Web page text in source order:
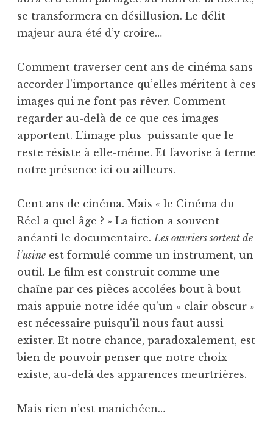
se transformera en désillusion. Le délit
majeur aura été d’y croire…
Comment traverser cent ans de cinéma sans
accorder l’importance qu’elles méritent à ces
images qui ne font pas rêver. Comment
regarder au-delà de ce que ces images
apportent. L’image plus puissante que le
reste résiste à elle-même. Et favorise à terme
notre présence ici ou ailleurs.
Cent ans de cinéma. Mais « le Cinéma du
Réel a quel âge ? » La fiction a souvent
anéanti le documentaire. Les ouvriers sortent de
l’usine est formulé comme un instrument, un
outil. Le film est construit comme une
chaîne par ces pièces accolées bout à bout
mais appuie notre idée qu’un « clair-obscur »
est nécessaire puisqu’il nous faut aussi
exister. Et notre chance, paradoxalement, est
bien de pouvoir penser que notre choix
existe, au-delà des apparences meurtrières.
Mais rien n’est manichéen…